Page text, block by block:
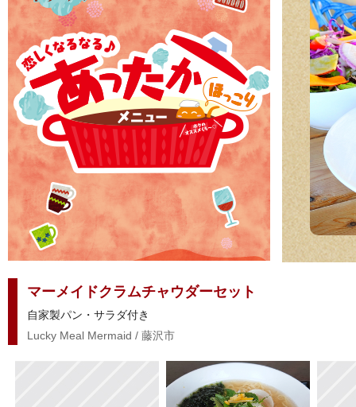
マーメイドクラムチャウダーセット
自家製パン・サラダ付き
Lucky Meal Mermaid / 藤沢市